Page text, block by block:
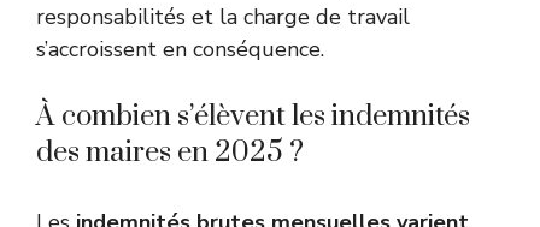
responsabilités et la charge de travail
s’accroissent en conséquence.
À combien s’élèvent les indemnités
des maires en 2025 ?